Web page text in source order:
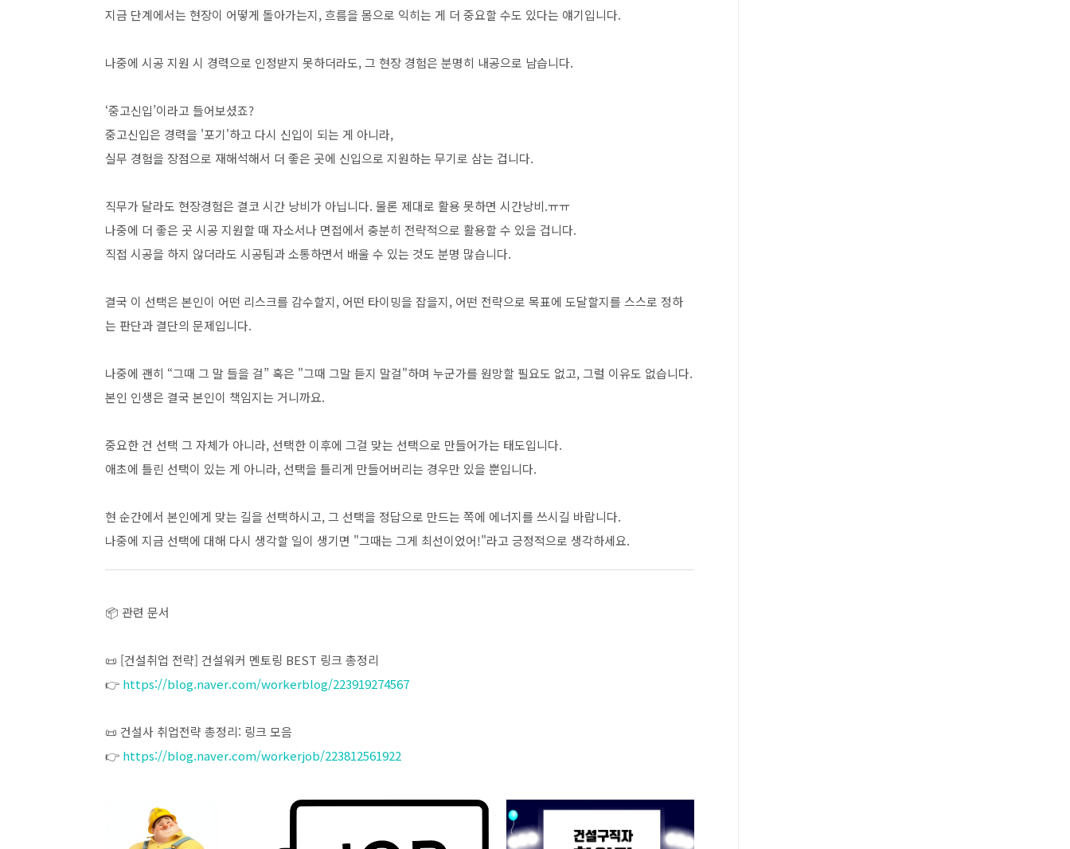
지금 단계에서는 현장이 어떻게 돌아가는지, 흐름을 몸으로 익히는 게 더 중요할 수도 있다는 얘기입니다.
나중에 시공 지원 시 경력으로 인정받지 못하더라도, 그 현장 경험은 분명히 내공으로 남습니다.
‘중고신입’이라고 들어보셨죠?
중고신입은 경력을 '포기'하고 다시 신입이 되는 게 아니라,
실무 경험을 장점으로 재해석해서 더 좋은 곳에 신입으로 지원하는 무기로 삼는 겁니다.
직무가 달라도 현장경험은 결코 시간 낭비가 아닙니다. 물론 제대로 활용 못하면 시간낭비.ㅠㅠ
나중에 더 좋은 곳 시공 지원할 때 자소서나 면접에서 충분히 전략적으로 활용할 수 있을 겁니다.
직접 시공을 하지 않더라도 시공팀과 소통하면서 배울 수 있는 것도 분명 많습니다.
결국 이 선택은 본인이 어떤 리스크를 감수할지, 어떤 타이밍을 잡을지, 어떤 전략으로 목표에 도달할지를 스스로 정하
는 판단과 결단의 문제입니다.
나중에 괜히 “그때 그 말 들을 걸” 혹은 "그때 그말 듣지 말걸"하며 누군가를 원망할 필요도 없고, 그럴 이유도 없습니다.
본인 인생은 결국 본인이 책임지는 거니까요.
중요한 건 선택 그 자체가 아니라, 선택한 이후에 그걸 맞는 선택으로 만들어가는 태도입니다.
애초에 틀린 선택이 있는 게 아니라, 선택을 틀리게 만들어버리는 경우만 있을 뿐입니다.
현 순간에서 본인에게 맞는 길을 선택하시고, 그 선택을 정답으로 만드는 쪽에 에너지를 쓰시길 바랍니다.
나중에 지금 선택에 대해 다시 생각할 일이 생기면 "그때는 그게 최선이었어!"라고 긍정적으로 생각하세요.
📦 관련 문서
📜 [건설취업 전략] 건설워커 멘토링 BEST 링크 총정리
👉 https://blog.naver.com/workerblog/223919274567
📜 건설사 취업전략 총정리: 링크 모음
👉 https://blog.naver.com/workerjob/223812561922